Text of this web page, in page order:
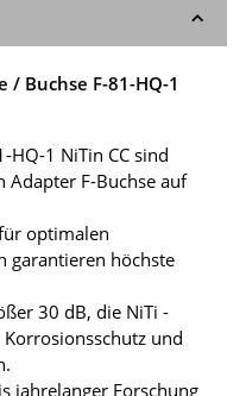
/ Buchse F-81-HQ-1
HQ-1 NiTin CC sind
F-Buchse auf
optimalen
garantieren höchste
30 dB, die NiTi -
und
jahrelanger Forschung